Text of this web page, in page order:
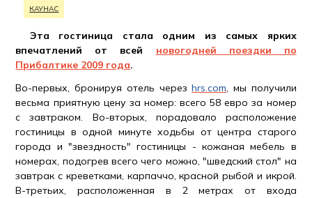
КАУНАС
Эта гостиница стала одним из самых ярких
впечатлений от всей новогодней поездки по
Прибалтике 2009 года.
Во-первых, бронируя отель черезhrs.com, мы получили
весьма приятную цену за номер: всего 58 евро за номер
с завтраком. Во-вторых, порадовало расположение
гостиницы в одной минуте ходьбы от центра старого
города и "звездность" гостиницы - кожаная мебель в
номерах, подогрев всего чего можно, "шведский стол" на
завтрак с креветками, карпаччо, красной рыбой и икрой.
В-третьих, расположенная в 2 метрах от входа